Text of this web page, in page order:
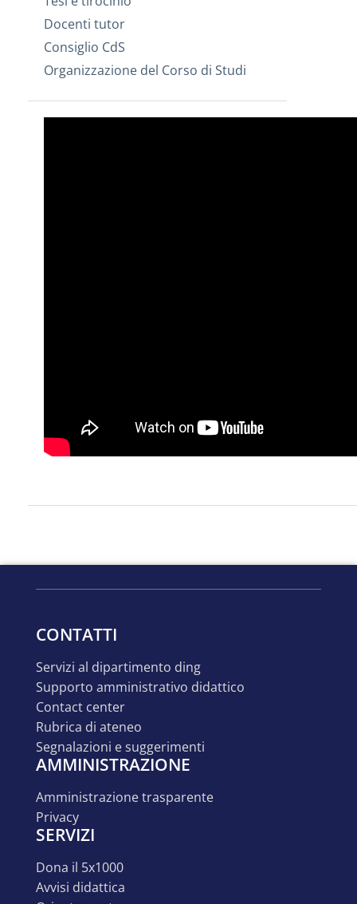
Docenti tutor
Consiglio CdS
Organizzazione del Corso di Studi
CONTATTI
servizi al dipartimento ding
supporto amministrativo didattico
contact center
rubrica di ateneo
segnalazioni e suggerimenti
AMMINISTRAZIONE
amministrazione trasparente
privacy
SERVIZI
dona il 5x1000
avvisi didattica